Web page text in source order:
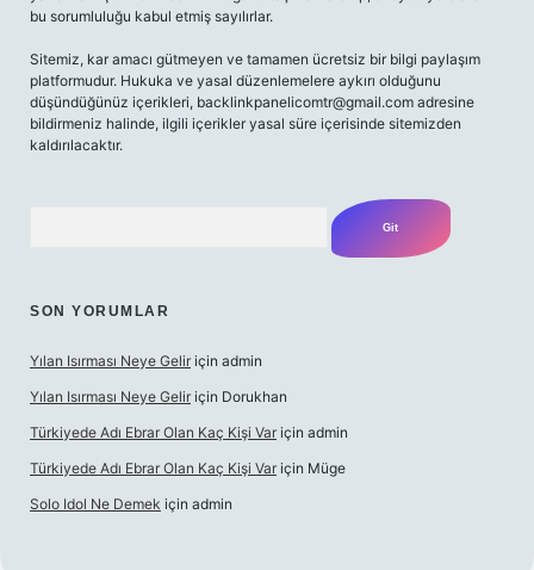
bu sorumluluğu kabul etmiş sayılırlar.
Sitemiz, kar amacı gütmeyen ve tamamen ücretsiz bir bilgi paylaşım
platformudur. Hukuka ve yasal düzenlemelere aykırı olduğunu
düşündüğünüz içerikleri, backlinkpanelicomtr@gmail.com adresine
bildirmeniz halinde, ilgili içerikler yasal süre içerisinde sitemizden
kaldırılacaktır.
SON YORUMLAR
Yılan Isırması Neye Gelir için admin
Yılan Isırması Neye Gelir için Dorukhan
Türkiyede Adı Ebrar Olan Kaç Kişi Var için admin
Türkiyede Adı Ebrar Olan Kaç Kişi Var için Müge
Solo Idol Ne Demek için admin